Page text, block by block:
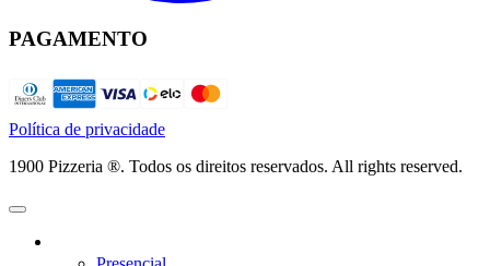
PAGAMENTO
Política de privacidade
1900 Pizzeria ®. Todos os direitos reservados. All rights reserved.